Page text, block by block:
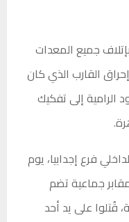
جميع المعدات
القارب الذي كان
الرامية إلى تفكيك
فرع إجدابيا، يوم
جماعية تضم
قُتلوا على يد أحد